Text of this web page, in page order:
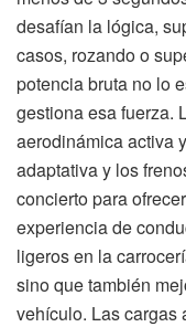
desafían la lógica,
casos, rozando o
potencia bruta no lo
gestiona esa fuerza.
aerodinámica activa
adaptativa y los
concierto para
experiencia de
ligeros en la
sino que también
vehículo. Las cargas